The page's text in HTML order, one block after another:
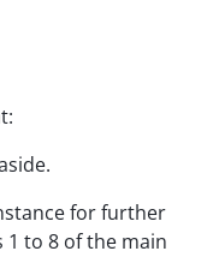
for further
1 to 8 of the main